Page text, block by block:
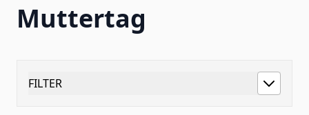
Muttertag
FILTER